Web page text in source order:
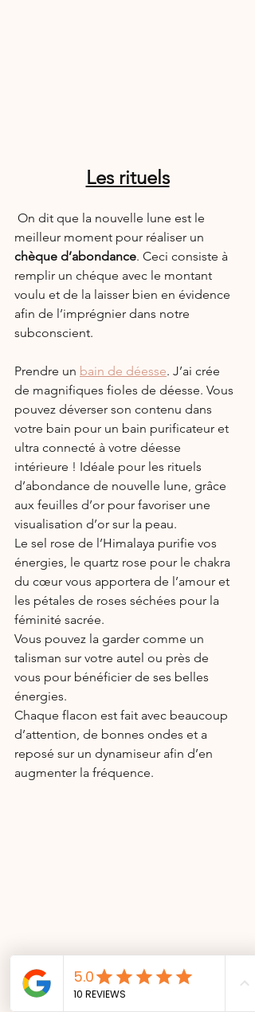
Les rituels
meilleur moment pour réaliser un
chèque d’abondance. Ceci consiste à
remplir un chéque avec le montant
voulu et de la laisser bien en évidence
afin de l’imprégnier dans notre
subconscient.
Prendre un bain de déesse. J’ai crée
de magnifiques fioles de déesse. Vous
pouvez déverser son contenu dans
votre bain pour un bain purificateur et
ultra connecté à votre déesse
intérieure ! Idéale pour les rituels
d’abondance de nouvelle lune, grâce
aux feuilles d’or pour favoriser une
visualisation d’or sur la peau.
Le sel rose de l’Himalaya purifie vos
énergies, le quartz rose pour le chakra
du cœur vous apportera de l’amour et
les pétales de roses séchées pour la
féminité sacrée.
Vous pouvez la garder comme un
talisman sur votre autel ou près de
vous pour bénéficier de ses belles
énergies.
Chaque flacon est fait avec beaucoup
d’attention, de bonnes ondes et a
reposé sur un dynamiseur afin d’en
augmenter la fréquence.